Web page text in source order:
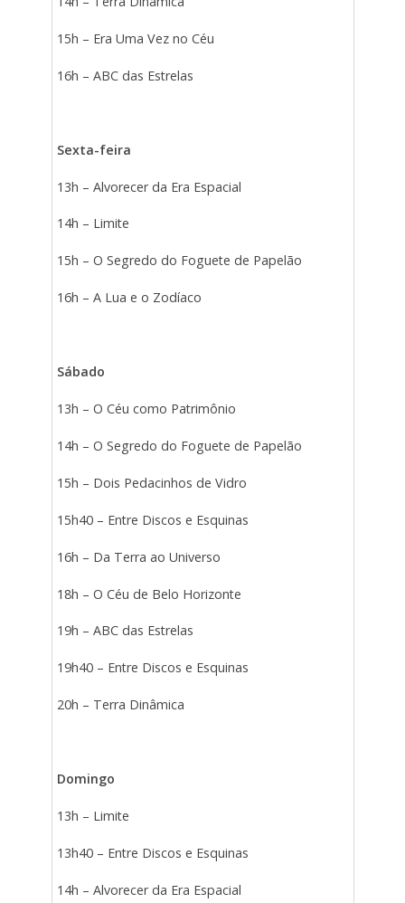
15h – Era Uma Vez no Céu
16h – ABC das Estrelas
Sexta-feira
13h – Alvorecer da Era Espacial
14h – Limite
15h – O Segredo do Foguete de Papelão
16h – A Lua e o Zodíaco
Sábado
13h – O Céu como Patrimônio
14h – O Segredo do Foguete de Papelão
15h – Dois Pedacinhos de Vidro
15h40 – Entre Discos e Esquinas
16h – Da Terra ao Universo
18h – O Céu de Belo Horizonte
19h – ABC das Estrelas
19h40 – Entre Discos e Esquinas
20h – Terra Dinâmica
Domingo
13h – Limite
13h40 – Entre Discos e Esquinas
14h – Alvorecer da Era Espacial